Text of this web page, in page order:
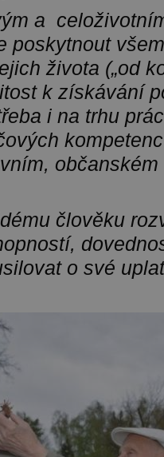
a
poskytnout
života („od
k získávání
i na trhu
člověku
o své